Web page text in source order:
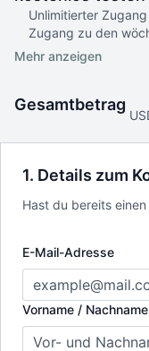
1. Details zum
Hast du bereits
E-Mail-Adresse
Vorname / Nachname
Unlimitierter
Zugang zu den
Vilas
Zugriff zu den
Zugriff zu allen
persönlichen
Gesamtbetrag